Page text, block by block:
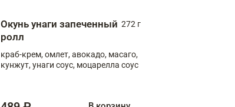
Окунь унаги запеченный
ролл
272 г
краб-крем, омлет, авокадо, масаго,
кунжут, унаги соус, моцарелла соус